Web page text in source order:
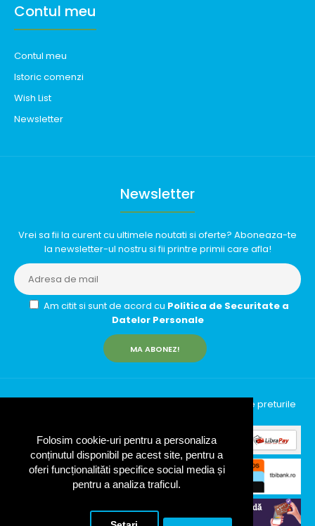
Folosim cookie-uri pentru a personaliza
conținutul disponibil pe acest site, pentru a
oferi funcționalităti specifice social media și
pentru a analiza traficul.
Contul meu
Contul meu
Istoric comenzi
Wish List
Newsletter
Newsletter
Vrei sa fii la curent cu ultimele noutati si oferte? Aboneaza-te
la newsletter-ul nostru si fii printre primii care afla!
Am citit si sunt de acord cu Politica de Securitate a
Datelor Personale
MA ABONEZ!
InfinityRun © 2026 Toate drepturile rezervate | Toate preturile